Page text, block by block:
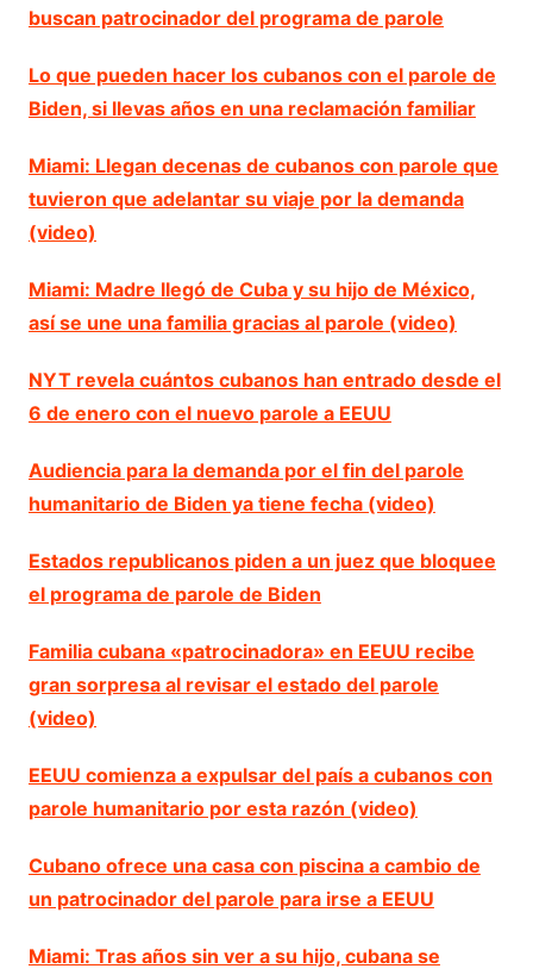
buscan patrocinador del programa de parole
Lo que pueden hacer los cubanos con el parole de
Biden, si llevas años en una reclamación familiar
Miami: Llegan decenas de cubanos con parole que
tuvieron que adelantar su viaje por la demanda
(video)
Miami: Madre llegó de Cuba y su hijo de México,
así se une una familia gracias al parole (video)
NYT revela cuántos cubanos han entrado desde el
6 de enero con el nuevo parole a EEUU
Audiencia para la demanda por el fin del parole
humanitario de Biden ya tiene fecha (video)
Estados republicanos piden a un juez que bloquee
el programa de parole de Biden
Familia cubana «patrocinadora» en EEUU recibe
gran sorpresa al revisar el estado del parole
(video)
EEUU comienza a expulsar del país a cubanos con
parole humanitario por esta razón (video)
Cubano ofrece una casa con piscina a cambio de
un patrocinador del parole para irse a EEUU
Miami: Tras años sin ver a su hijo, cubana se